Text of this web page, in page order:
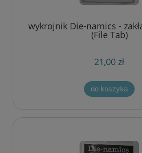
wykrojnik Die-namics -
(File Tab)
21,00 zł
do koszyka